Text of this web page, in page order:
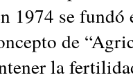
1974 se
de
la